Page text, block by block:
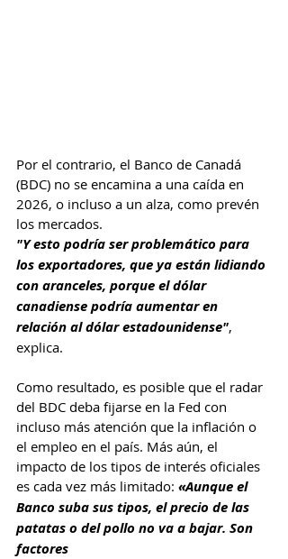
Por el contrario, el Banco de Canadá
(BDC) no se encamina a una caída en
2026, o incluso a un alza, como prevén
los mercados.
"Y esto podría ser problemático para
los exportadores, que ya están lidiando
con aranceles, porque el dólar
canadiense podría aumentar en
relación al dólar estadounidense",
explica.
Como resultado, es posible que el radar
del BDC deba fijarse en la Fed con
incluso más atención que la inflación o
el empleo en el país. Más aún, el
impacto de los tipos de interés oficiales
es cada vez más limitado: «Aunque el
Banco suba sus tipos, el precio de las
patatas o del pollo no va a bajar. Son
factores